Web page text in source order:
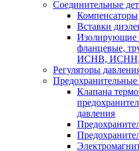
Соединительные
Компенсаторы
Вставки
Изолирующие
фланцевые,
ИСНВ,
Регуляторы
Клапана
давления